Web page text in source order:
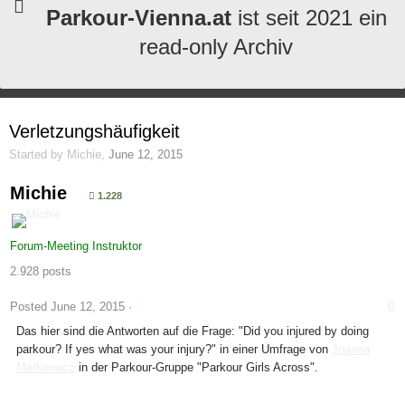
Parkour-Vienna.atist seit 2021 ein
read-only Archiv
Verletzungshäufigkeit
Started by Michie June 12, 2015
Michie 1.228
Forum-Meeting Instruktor
2.928 posts
Posted June 12, 2015 ·
Das hier sind die Antworten auf die Frage: "Did you injured by doing
parkour? If yes what was your injury?" in einer Umfrage von
in der Parkour-Gruppe "Parkour Girls Across".